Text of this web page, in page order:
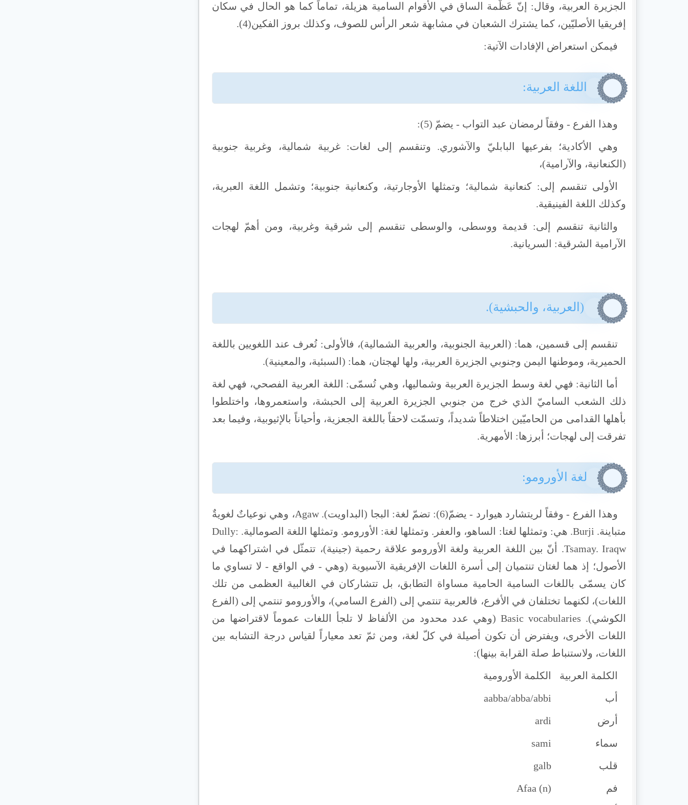
الجزيرة العربية، وقال: إنّ عَظْمة الساق في الأقوام السامية هزيلة، تماماً كما هو الحال في سكان
إفريقيا الأصليّين، كما يشترك الشعبان في مشابهة شعر الرأس للصوف، وكذلك بروز الفكين(4).
فيمكن استعراض الإفادات الآتية:
اللغة العربية:
وهذا الفرع - وفقاً لرمضان عبد التواب - يضمّ (5):
وهي الأكادية؛ بفرعيها البابليّ والآشوري. وتنقسم إلى لغات: غربية شمالية، وغربية جنوبية
(الكنعانية، والآرامية)،
الأولى تنقسم إلى: كنعانية شمالية؛ وتمثلها الأوجارتية، وكنعانية جنوبية؛ وتشمل اللغة العبرية،
وكذلك اللغة الفينيقية.
والثانية تنقسم إلى: قديمة ووسطى، والوسطى تنقسم إلى شرقية وغربية، ومن أهمّ لهجات
الآرامية الشرقية: السريانية.
(العربية، والحبشية).
تنقسم إلى قسمين، هما: (العربية الجنوبية، والعربية الشمالية)، فالأولى: تُعرف عند اللغويين باللغة
الحميرية، وموطنها اليمن وجنوبي الجزيرة العربية، ولها لهجتان، هما: (السبئية، والمعينية).
أما الثانية: فهي لغة وسط الجزيرة العربية وشماليها، وهي تُسمّى: اللغة العربية الفصحي، فهي لغة
ذلك الشعب الساميّ الذي خرج من جنوبي الجزيرة العربية إلى الحبشة، واستعمروها، واختلطوا
بأهلها القدامى من الحاميّين اختلاطاً شديداً، وتسمّت لاحقاً باللغة الجعزية، وأحياناً بالإثيوبية، وفيما بعد
تفرقت إلى لهجات؛ أبرزها: الأمهرية.
لغة الأورومو:
وهذا الفرع - وفقاً لريتشارد هيوارد - يضمّ(6): تضمّ لغة: البجا (البداويت). Agaw، وهي نوعياتٌ لغويةٌ
متباينة. Burji. هي: وتمثلها لغتا: الساهو، والعفر. وتمثلها لغة: الأورومو. وتمثلها اللغة الصومالية. Dully:
Tsamay. Iraqw. أنّ بين اللغة العربية ولغة الأورومو علاقة رحمية (جينية)، تتمثّل في اشتراكهما في
الأصول؛ إذ هما لغتان تنتميان إلى أسرة اللغات الإفريقية الآسيوية (وهي - في الواقع - لا تساوي ما
كان يسمّى باللغات السامية الحامية مساواة التطابق، بل تتشاركان في الغالبية العظمى من تلك
اللغات)، لكنهما تختلفان في الأفرع، فالعربية تنتمي إلى (الفرع السامي)، والأورومو تنتمي إلى (الفرع
الكوشي). Basic vocabularies (وهي عدد محدود من الألفاظ لا تلجأ اللغات عموماً لاقتراضها من
اللغات الأخرى، ويفترض أن تكون أصيلة في كلّ لغة، ومن ثمّ تعد معياراً لقياس درجة التشابه بين
اللغات، ولاستنباط صلة القرابة بينها):
الكلمة العربية
الكلمة الأورومية
أب
aabba/abba/abbi
أرض
ardi
سماء
sami
قلب
galb
فم
Afaa (n)